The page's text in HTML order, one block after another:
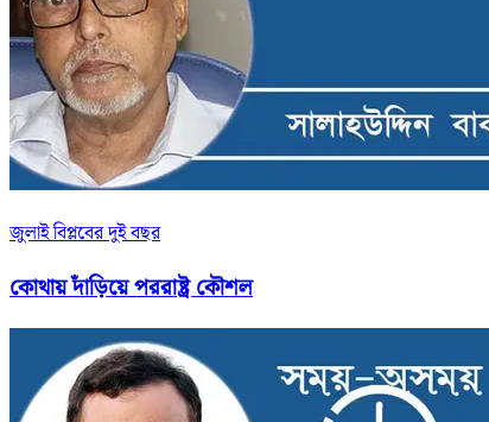
জুলাই বিপ্লবের দুই বছর
কোথায় দাঁড়িয়ে পররাষ্ট্র কৌশল